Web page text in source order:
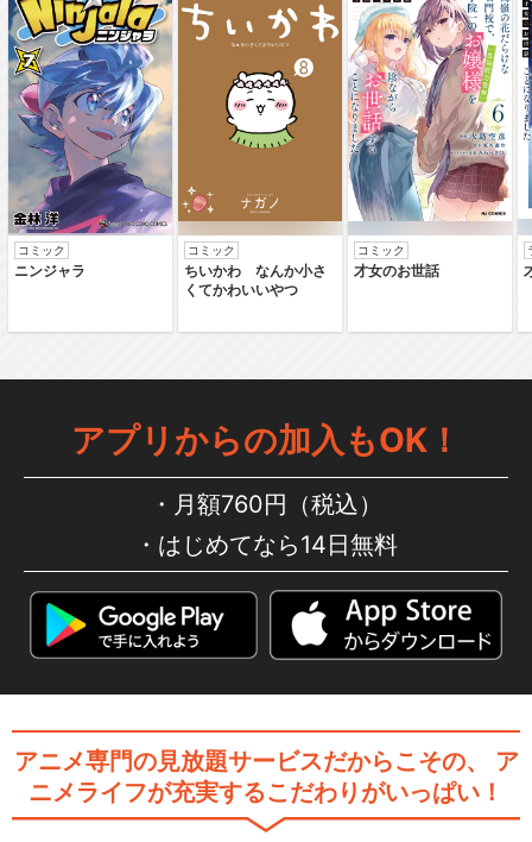
コミック
ニンジャラ
コミック
ちいかわ なんか小さ
くてかわいいやつ
コミック
才女のお世話
アプリからの加入もOK！
月額760円（税込）
はじめてなら14日無料
アニメ専門の見放題サービスだからこその、
ア
ニメライフが充実するこだわりがいっぱい！